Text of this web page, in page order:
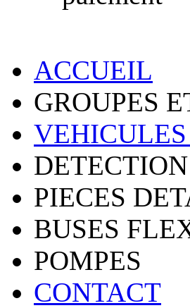
ACCUEIL
GROUPES
PIECES
BUSES
POMPES
CONTACT